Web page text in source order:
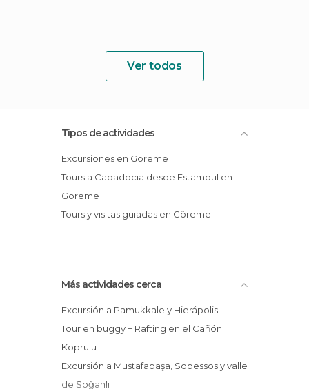
Ver todos
Tipos de actividades
Excursiones en Göreme
Tours a Capadocia desde Estambul en
Göreme
Tours y visitas guiadas en Göreme
Más actividades cerca
Excursión a Pamukkale y Hierápolis
Tour en buggy + Rafting en el Cañón
Koprulu
Excursión a Mustafapaşa, Sobessos y valle
de Soğanli